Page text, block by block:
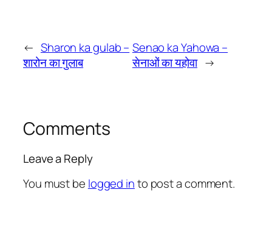
← Sharon ka gulab –
शारोन का गुलाब
Senao ka Yahowa –
सेनाओं का यहोवा →
Comments
Leave a Reply
You must be logged into post a comment.